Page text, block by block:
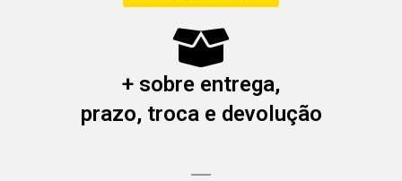
+ sobre entrega,
prazo, troca e devolução